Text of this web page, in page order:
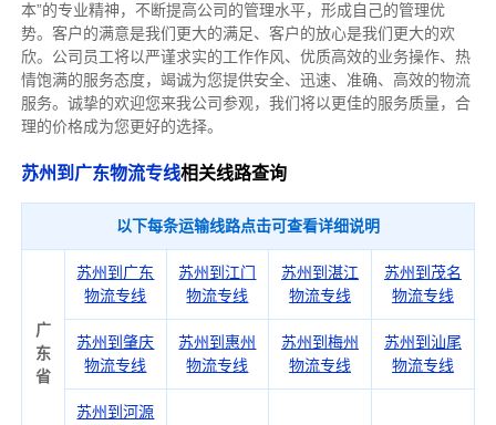
本”的专业精神，不断提高公司的管理水平，形成自己的管理优
势。客户的满意是我们更大的满足、客户的放心是我们更大的欢
欣。公司员工将以严谨求实的工作作风、优质高效的业务操作、热
情饱满的服务态度，竭诚为您提供安全、迅速、准确、高效的物流
服务。诚挚的欢迎您来我公司参观，我们将以更佳的服务质量，合
理的价格成为您更好的选择。
苏州到广东物流专线相关线路查询
以下每条运输线路点击可查看详细说明
广
东
省
苏州到广东
物流专线
苏州到江门
物流专线
苏州到湛江
物流专线
苏州到茂名
物流专线
苏州到肇庆
物流专线
苏州到惠州
物流专线
苏州到梅州
物流专线
苏州到汕尾
物流专线
苏州到河源